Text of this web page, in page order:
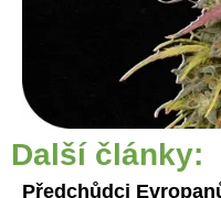
Další články:
Předchůdci